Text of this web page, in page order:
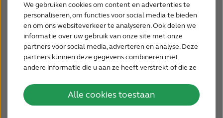
We gebruiken cookies om content en advertenties te
personaliseren, om functies voor social media te bieden
en om ons websiteverkeer te analyseren. Ook delen we
informatie over uw gebruik van onze site met onze
partners voor social media, adverteren en analyse. Deze
partners kunnen deze gegevens combineren met
andere informatie die u aan ze heeft verstrekt of die ze
services.
Alle cookies toestaan
Over ReSound
Gehoorverlies
BLOG
VOOR PROFESSIONALS
zowel geleidingsverlies als van perceptief verlies.
Er is dus sprake van problemen op niveau van het
uitwendige oor en het binnenoor. Het uitwendige
oor geeft geluid niet goed door aan het
binnenoor, het binnenoor kan de signalen niet
goed naar de hersenen sturen. De perceptieve
terwijl de conductieve component mogelijk
verholpen kan worden. Mensen met een gemengd